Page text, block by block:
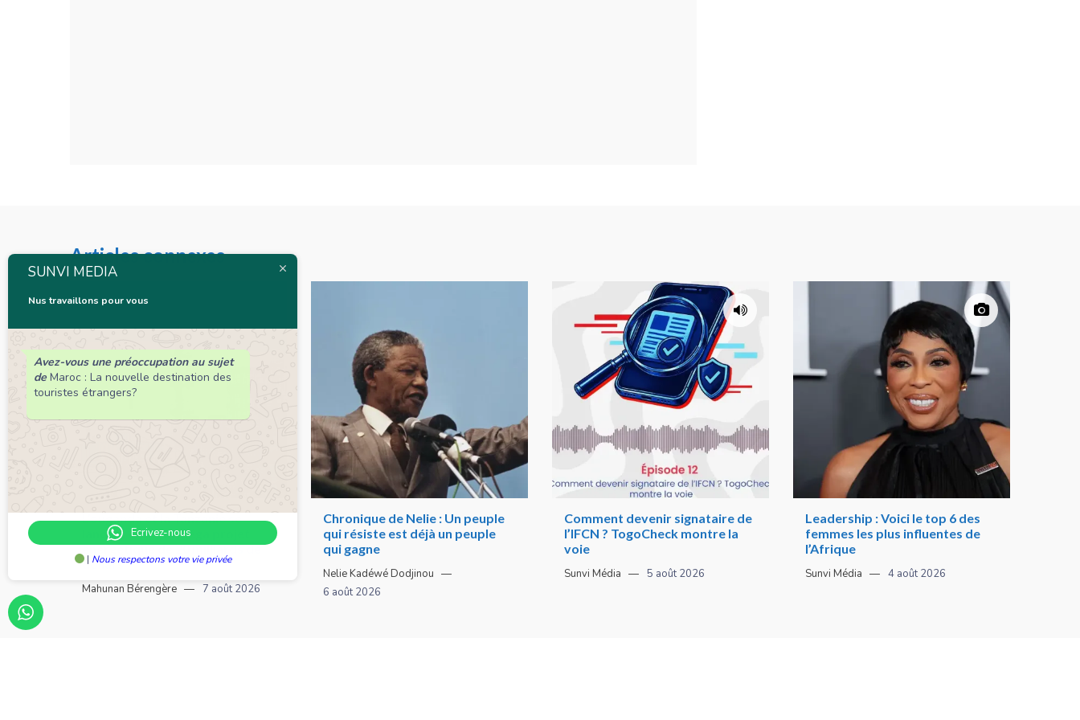
Articles connexes
L’ouganda et la Tanzanie se
lancent dans un méga projet
énergétique de 20 milliards de
dollars
Mahunan Bérengère 7 août 2026
Chronique de Nelie : Un peuple
qui résiste est déjà un peuple
qui gagne
Nelie Kadéwé Dodjinou
6 août 2026
Comment devenir signataire de
l’IFCN ? TogoCheck montre la
voie
Sunvi Média 5 août 2026
Leadership : Voici le top 6 des
femmes les plus influentes de
l’Afrique
Sunvi Média 4 août 2026
SUNVI MEDIA
Nus travaillons pour vous
Avez-vous une préoccupation au sujet
de Maroc : La nouvelle destination des
touristes étrangers?
Ecrivez-nous
| Nous respectons votre vie privée